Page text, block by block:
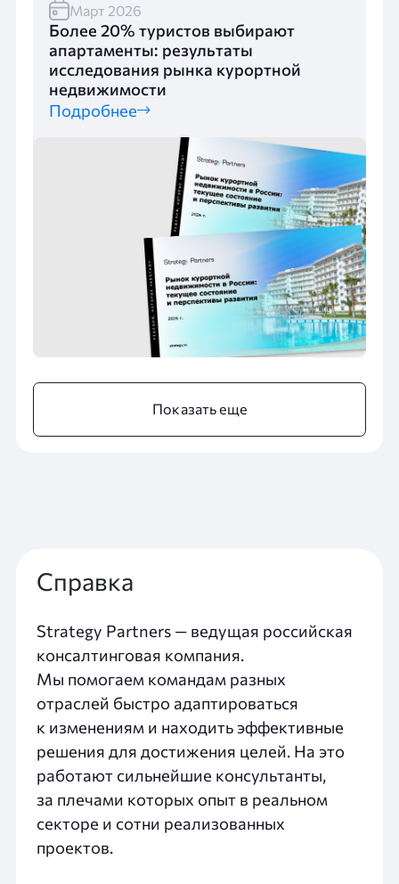
Март 2026
Более 20% туристов выбирают
апартаменты: результаты
исследования рынка курортной
недвижимости
Подробнее
Показать еще
Справка
Strategy Partners — ведущая российская
консалтинговая компания.
Мы помогаем командам разных
отраслей быстро адаптироваться
к изменениям и находить эффективные
решения для достижения целей. На это
работают сильнейшие консультанты,
за плечами которых опыт в реальном
секторе и сотни реализованных
проектов.